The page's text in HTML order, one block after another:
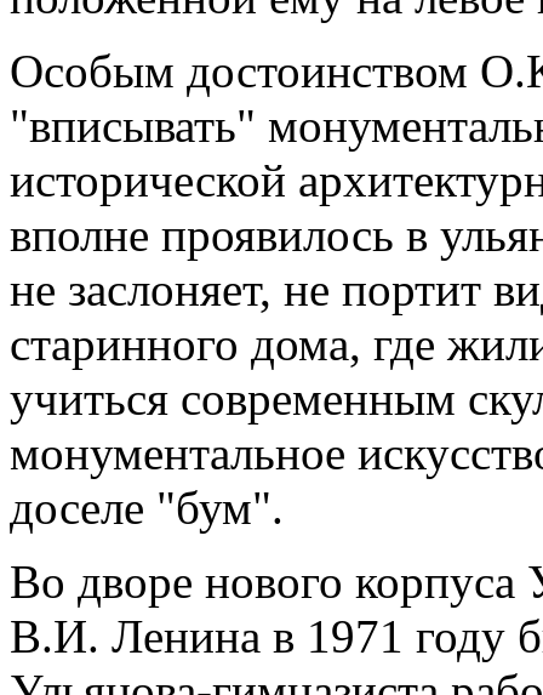
Особым достоинством
"вписывать"
исторической
вполне проявилось в
не заслоняет, не портит
старинного дома, где
учиться современным
монументальное
доселе "бум".
Во дворе нового
В.И. Ленина в 1971 году